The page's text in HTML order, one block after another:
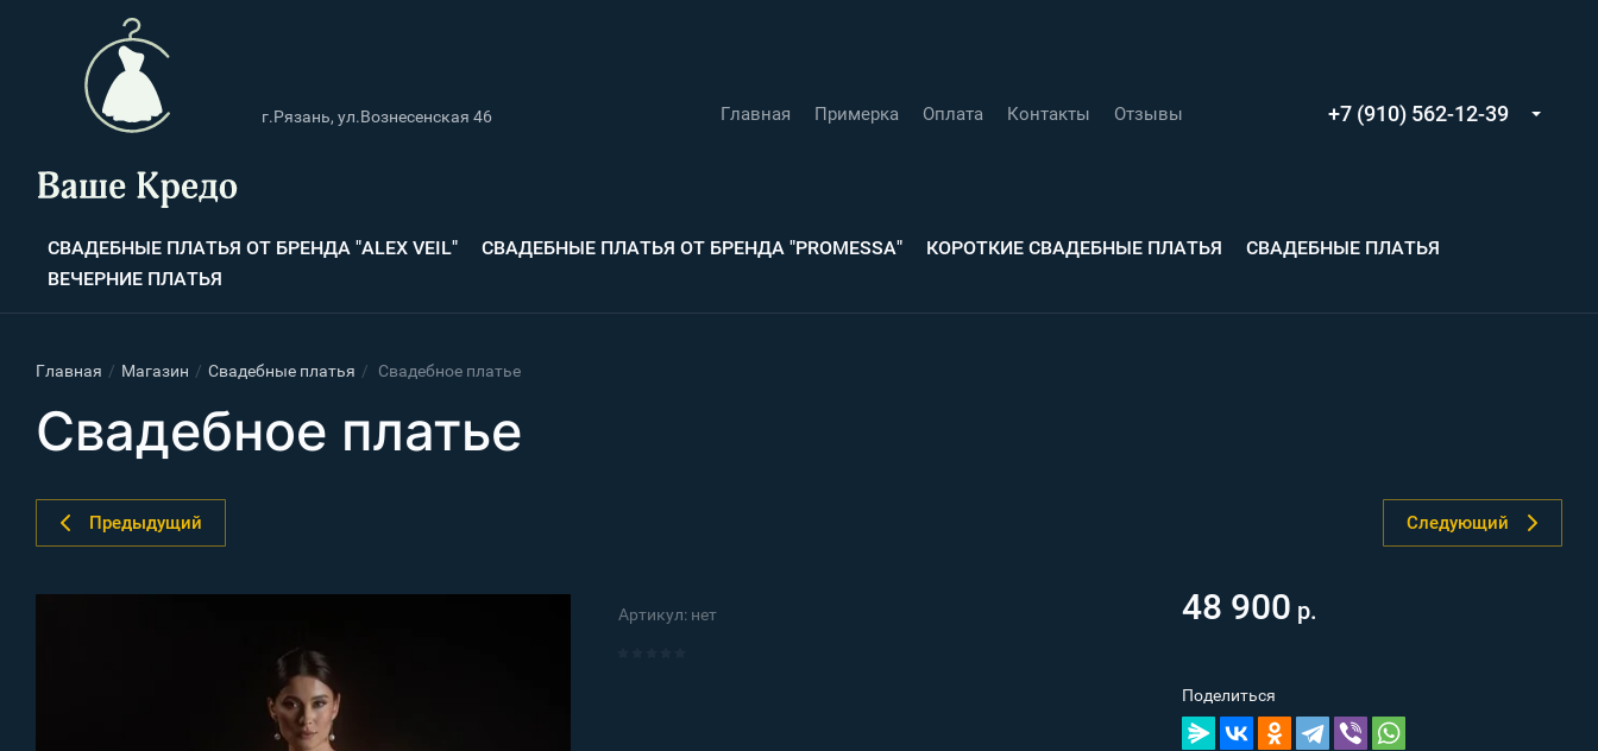
г.Рязань, ул.Вознесенская 46 Главная Примерка Оплата Контакты Отзывы +7 (910) 562-12-39
СВАДЕБНЫЕ ПЛАТЬЯ ОТ БРЕНДА "ALEX VEIL" СВАДЕБНЫЕ ПЛАТЬЯ ОТ БРЕНДА "PROMESSA" КОРОТКИЕ СВАДЕБНЫЕ ПЛАТЬЯ
СВАДЕБНЫЕ ПЛАТЬЯ
ВЕЧЕРНИЕ ПЛАТЬЯ
Главная / Магазин / Свадебные платья / Свадебное платье
Свадебное платье
Предыдущий Следующий
Артикул: нет 48 900 р.
Поделиться